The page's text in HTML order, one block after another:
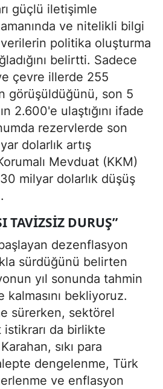
güçlü iletişimle
ve nitelikli bilgi
verilerin politika oluşturma
belirtti. Sadece
çevre illerde 255
görüşüldüğünü, son 5
2.600'e ulaştığını ifade
rezervlerde son
dolarlık artış
Mevduat (KKM)
milyar dolarlık düşüş
TAVIZSIZ DURUŞ”
dezenflasyon
sürdüğünü belirten
yıl sonunda tahmin
kalmasını bekliyoruz.
sürerken, sektörel
da birlikte
sıkı para
dengelenme, Türk
ve enflasyon